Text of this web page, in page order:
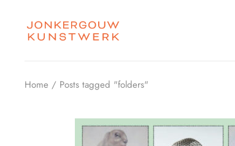
content
Home Posts tagged "folders"